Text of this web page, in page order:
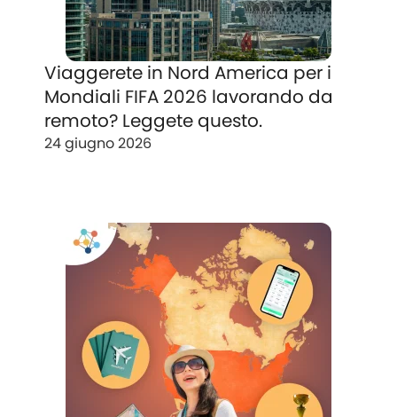
Viaggerete in Nord America per i
Mondiali FIFA 2026 lavorando da
remoto? Leggete questo.
24 giugno 2026